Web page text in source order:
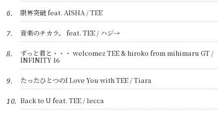
6. 限界突破 feat. AISHA / TEE
7. 音楽のチカラ。 feat. TEE / ハジ→
8. ずっと君と・・・ welcomez TEE & hiroko from mihimaru GT /
INFINITY 16
9. たったひとつのI Love You with TEE / Tiara
10. Back to U feat. TEE / lecca